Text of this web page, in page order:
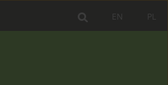
PL
EN